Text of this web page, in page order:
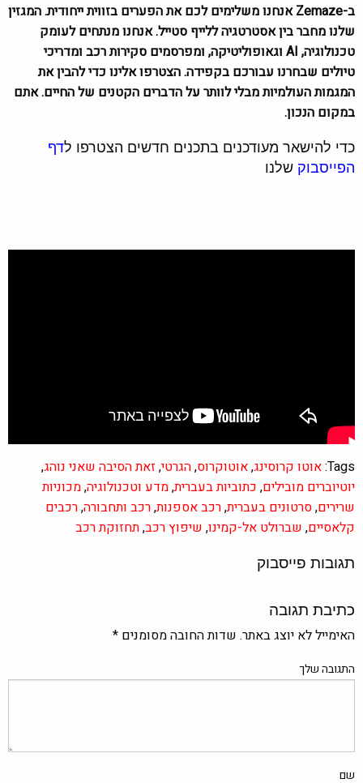
ב-Zemaze אנחנו משלימים לכם את הפערים בזווית ייחודית. המגזין
שלנו מחבר בין אסטרטגיה ללייף סטייל. אנחנו מנתחים לעומק
טכנולוגיה, AI וגאופוליטיקה, ומפרסמים סקירות רכב ומדריכי
טיולים שבחרנו עבורכם בקפידה. הצטרפו אלינו כדי להבין את
המגמות העולמיות מבלי לוותר על הדברים הקטנים של החיים. אתם
במקום הנכון.
כדי להישאר מעודכנים בתכנים חדשים הצטרפו לדף
הפייסבוק שלנו
Tags: אוטו קרוסינג,אוטוקרוס,הגרטי, זאת הסיבה שאני נוהג,
יוטיוברים מובילים, כתוביות בעברית,מדע וטכנולוגיה,מכוניות
שרירים,סרטונים בעברית,רכב אספנות,רכב ותחבורה,רכבים
קלאסיים, שברולט אל-קמינו, שיפוץ רכב,תחזוקת רכב
תגובות פייסבוק
כתיבת תגובה
האימייל לא יוצג באתר. שדות החובה מסומנים *
התגובה שלך
שם